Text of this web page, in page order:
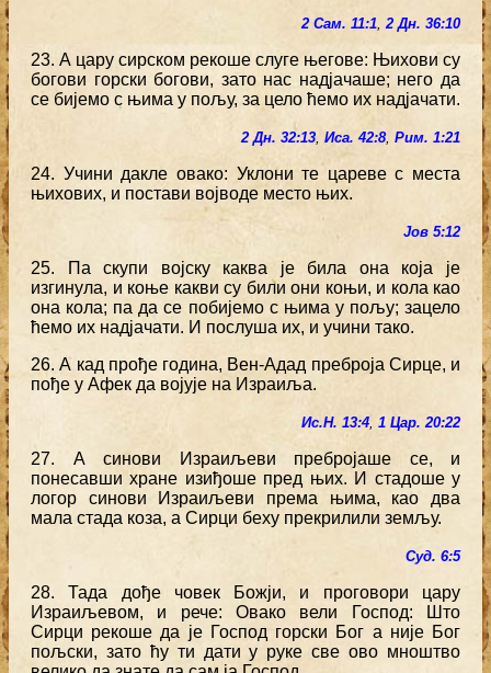
2 Сам. 11:1,2 Дн. 36:10
23. А цару сирском рекоше слуге његове: Њихови су
богови горски богови, зато нас надјачаше; него да
се бијемо с њима у пољу, за цело ћемо их надјачати.
2 Дн. 32:13, Иса. 42:8, Рим. 1:21
24. Учини дакле овако: Уклони те цареве с места
њихових, и постави војводе место њих.
Јов 5:12
25. Па скупи војску каква је била она која је
изгинула, и коње какви су били они коњи, и кола као
она кола; па да се побијемо с њима у пољу; зацело
ћемо их надјачати. И послуша их, и учини тако.
26. А кад прође година, Вен-Адад преброја Сирце, и
пође у Афек да војује на Израиља.
Ис.Н. 13:4, 1 Цар. 20:22
27. А синови Израиљеви пребројаше се, и
понесавши хране изиђоше пред њих. И стадоше у
логор синови Израиљеви према њима, као два
мала стада коза, а Сирци беху прекрилили земљу.
Суд. 6:5
28. Тада дође човек Божји, и проговори цару
Израиљевом, и рече: Овако вели Господ: Што
Сирци рекоше да је Господ горски Бог а није Бог
пољски, зато ћу ти дати у руке све ово мноштво